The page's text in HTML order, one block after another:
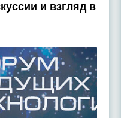
и взгляд в